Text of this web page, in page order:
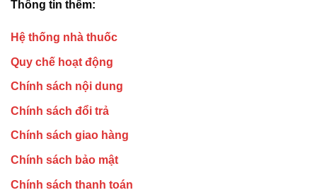
Thông tin thêm:
Hệ thống nhà thuốc
Quy chế hoạt động
Chính sách nội dung
Chính sách đổi trả
Chính sách giao hàng
Chính sách bảo mật
Chính sách thanh toán